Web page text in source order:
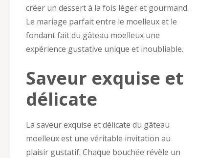
créer un dessert à la fois léger et gourmand.
Le mariage parfait entre le moelleux et le
fondant fait du gâteau moelleux une
expérience gustative unique et inoubliable.
Saveur exquise et
délicate
La saveur exquise et délicate du gâteau
moelleux est une véritable invitation au
plaisir gustatif. Chaque bouchée révèle un